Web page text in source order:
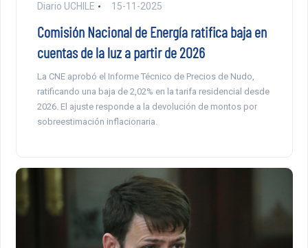
Diario UCHILE 15-11-2025
Comisión Nacional de Energía ratifica baja en
cuentas de la luz a partir de 2026
La CNE aprobó el Informe Técnico de Precios de Nudo,
ratificando una baja de 2,02% en la tarifa residencial desde
2026. El ajuste responde a la devolución de montos por
sobreestimación inflacionaria.